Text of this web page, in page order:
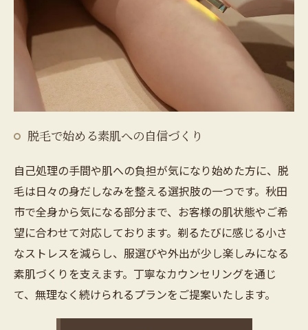
脱毛で始める素肌への自信づくり
自己処理の手間や肌への負担が気になり始めた方に、脱
毛は日々の身だしなみを整える選択肢の一つです。秋田
市で全身から気になる部分まで、お客様の肌状態やご希
望に合わせて対応しております。剃るたびに感じる小さ
なストレスを減らし、服選びや外出が少し楽しみになる
素肌づくりを支えます。丁寧なカウンセリングを通じ
て、無理なく続けられるプランをご提案いたします。